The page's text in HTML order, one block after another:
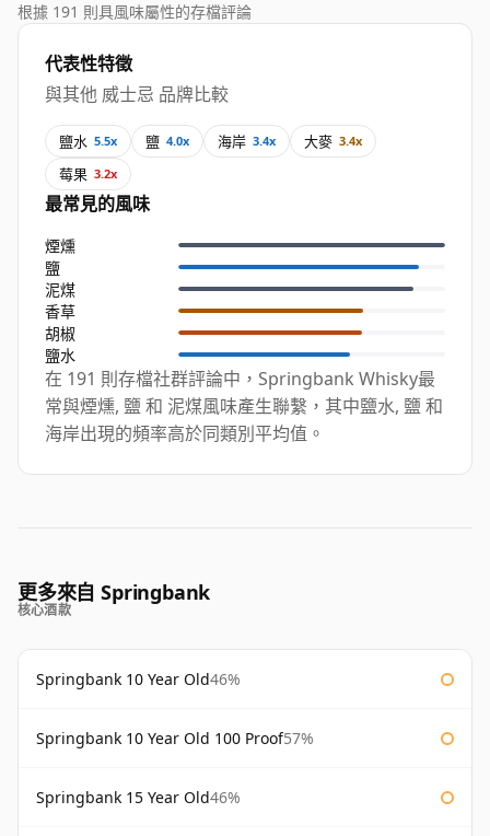
根據 191 則具風味屬性的存檔評論
代表性特徵
與其他 威士忌 品牌比較
鹽水 5.5x 鹽 4.0x 海岸 3.4x 大麥 3.4x
莓果 3.2x
最常見的風味
煙燻
鹽
泥煤
香草
胡椒
鹽水
在 191 則存檔社群評論中，Springbank Whisky最
常與煙燻, 鹽 和 泥煤風味產生聯繫，其中鹽水, 鹽 和
海岸出現的頻率高於同類別平均值。
更多來自 Springbank
核心酒款
Springbank 10 Year Old46%
Springbank 10 Year Old 100 Proof57%
Springbank 15 Year Old46%